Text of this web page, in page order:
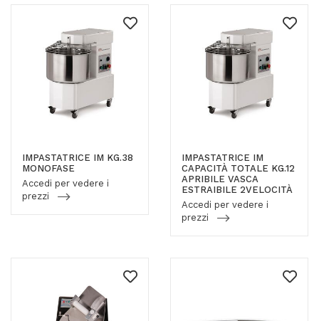
IMPASTATRICE IM KG.38
MONOFASE
Accedi per vedere i
prezzi
IMPASTATRICE IM
CAPACITÀ TOTALE KG.12
APRIBILE VASCA
ESTRAIBILE 2VELOCITÀ
Accedi per vedere i
prezzi